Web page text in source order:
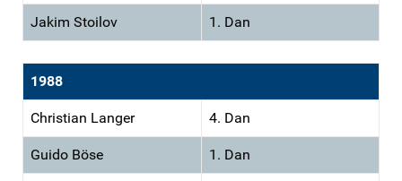
Jakim Stoilov 1. Dan
1988
Christian Langer 4. Dan
Guido Böse 1. Dan